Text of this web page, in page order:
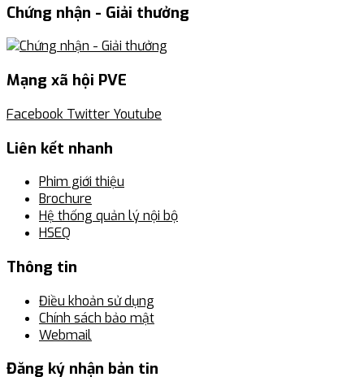
Chứng nhận - Giải thưởng
Mạng xã hội PVE
Facebook Twitter Youtube
Liên kết nhanh
Phim giới thiệu
Brochure
Hệ thống quản lý nội bộ
HSEQ
Thông tin
Điều khoản sử dụng
Chính sách bảo mật
Webmail
Đăng ký nhận bản tin